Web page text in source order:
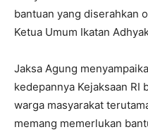
bantuan yang diserahkan
Ketua Umum Ikatan
Jaksa Agung
kedepannya Kejaksaan
warga masyarakat
memang memerlukan